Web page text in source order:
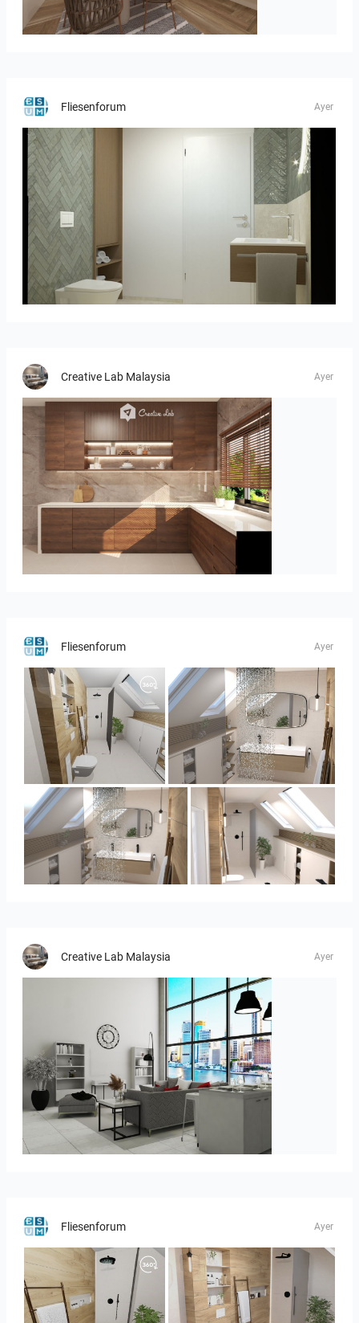
PIKA_DINING_AREA
Fliesenforum Ayer
Bild_02
Creative Lab Malaysia Ayer
Fliesenforum Ayer
Panorama-02 Bild_3
Bild_3 Bild_2
Creative Lab Malaysia Ayer
ROHAIZAD_LIVING
Fliesenforum Ayer